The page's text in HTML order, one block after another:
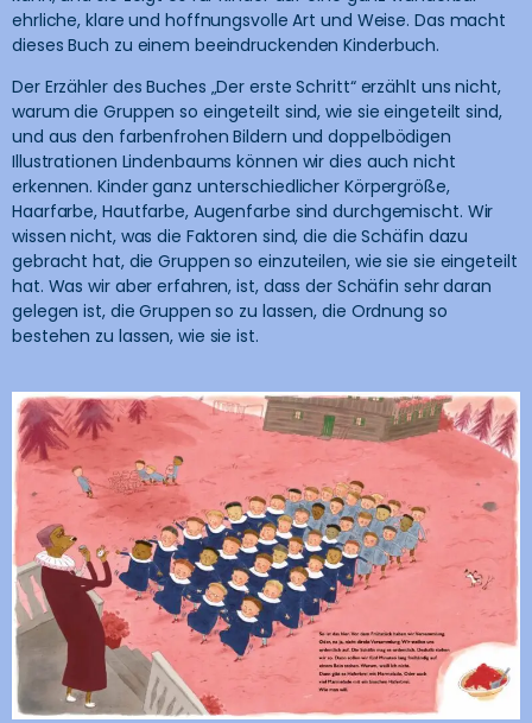
ehrliche, klare und hoffnungsvolle Art und Weise. Das macht
dieses Buch zu einem beeindruckenden Kinderbuch.
Der Erzähler des Buches „Der erste Schritt“ erzählt uns nicht,
warum die Gruppen so eingeteilt sind, wie sie eingeteilt sind,
und aus den farbenfrohen Bildern und doppelbödigen
Illustrationen Lindenbaums können wir dies auch nicht
erkennen. Kinder ganz unterschiedlicher Körpergröße,
Haarfarbe, Hautfarbe, Augenfarbe sind durchgemischt. Wir
wissen nicht, was die Faktoren sind, die die Schäfin dazu
gebracht hat, die Gruppen so einzuteilen, wie sie sie eingeteilt
hat. Was wir aber erfahren, ist, dass der Schäfin sehr daran
gelegen ist, die Gruppen so zu lassen, die Ordnung so
bestehen zu lassen, wie sie ist.